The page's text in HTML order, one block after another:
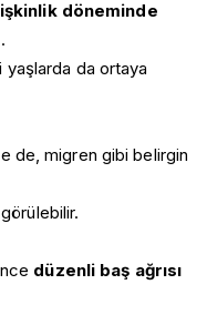
(PPPD)
döneminde
da ortaya
de, migren gibi belirgin
düzenli baş ağrısı